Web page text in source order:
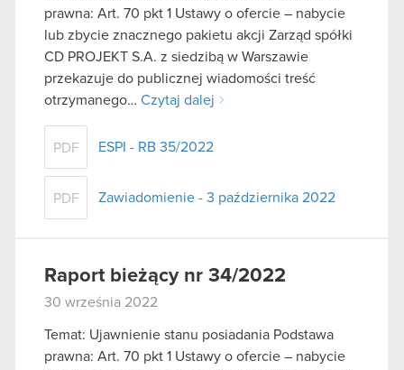
prawna: Art. 70 pkt 1 Ustawy o ofercie – nabycie
lub zbycie znacznego pakietu akcji Zarząd spółki
CD PROJEKT S.A. z siedzibą w Warszawie
przekazuje do publicznej wiadomości treść
otrzymanego… Czytaj dalej
PDF ESPI - RB 35/2022
PDF Zawiadomienie - 3 października 2022
Raport bieżący nr 34/2022
30 września 2022
Temat: Ujawnienie stanu posiadania Podstawa
prawna: Art. 70 pkt 1 Ustawy o ofercie – nabycie